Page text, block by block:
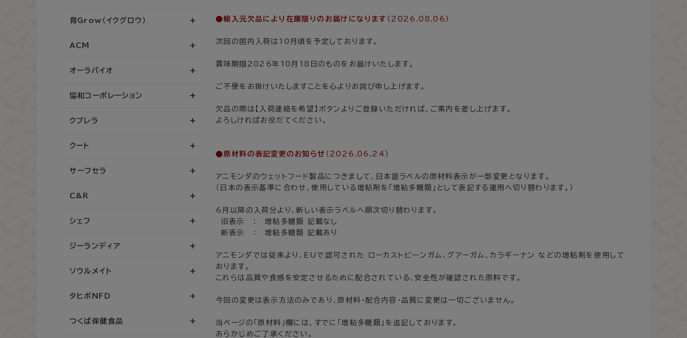
●輸入元欠品により在庫限りのお届けになります （2026.08.06）
次回の国内入荷は10月頃を予定しております。
賞味期限2026年10月18日のものをお届けいたします。
ご不便をお掛けいたしますことを心よりお詫び申し上げます。
欠品の際は【入荷連絡を希望】ボタンよりご登録いただければ、ご案内を差し上げます。
よろしければお役だてください。
●原材料の表記変更のお知らせ （2026.06.24）
アニモンダのウェットフード製品につきまして、日本語ラベルの原材料表示が一部変更となります。
（日本の表示基準に合わせ、使用している増粘剤を「増粘多糖類」として表記する運用へ切り替わります。）
6月以降の入荷分より、新しい表示ラベルへ順次切り替わります。
旧表示 ： 増粘多糖類 記載なし
新表示 ： 増粘多糖類 記載あり
アニモンダでは従来より、EUで認可された ローカストビーンガム、グアーガム、カラギーナン などの増粘剤を使用して
おります。
これらは品質や食感を安定させるために配合されている、安全性が確認された原料です。
今回の変更は表示方法のみであり、原材料・配合内容・品質に変更は一切ございません。
当ページの「原材料」欄には、すでに「増粘多糖類」を追記しております。
あらかじめご了承ください。
育Grow（イクグロウ）
ACM
オーラバイオ
協和コーポレーション
クプレラ
クート
サーフセラ
C&R
シェフ
ジーランディア
ソウルメイト
タヒボNFD
つくば保健食品